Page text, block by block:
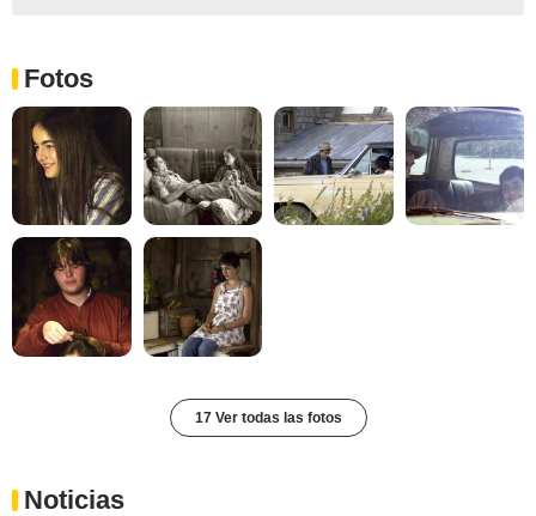
Fotos
17 Ver todas las fotos
Noticias